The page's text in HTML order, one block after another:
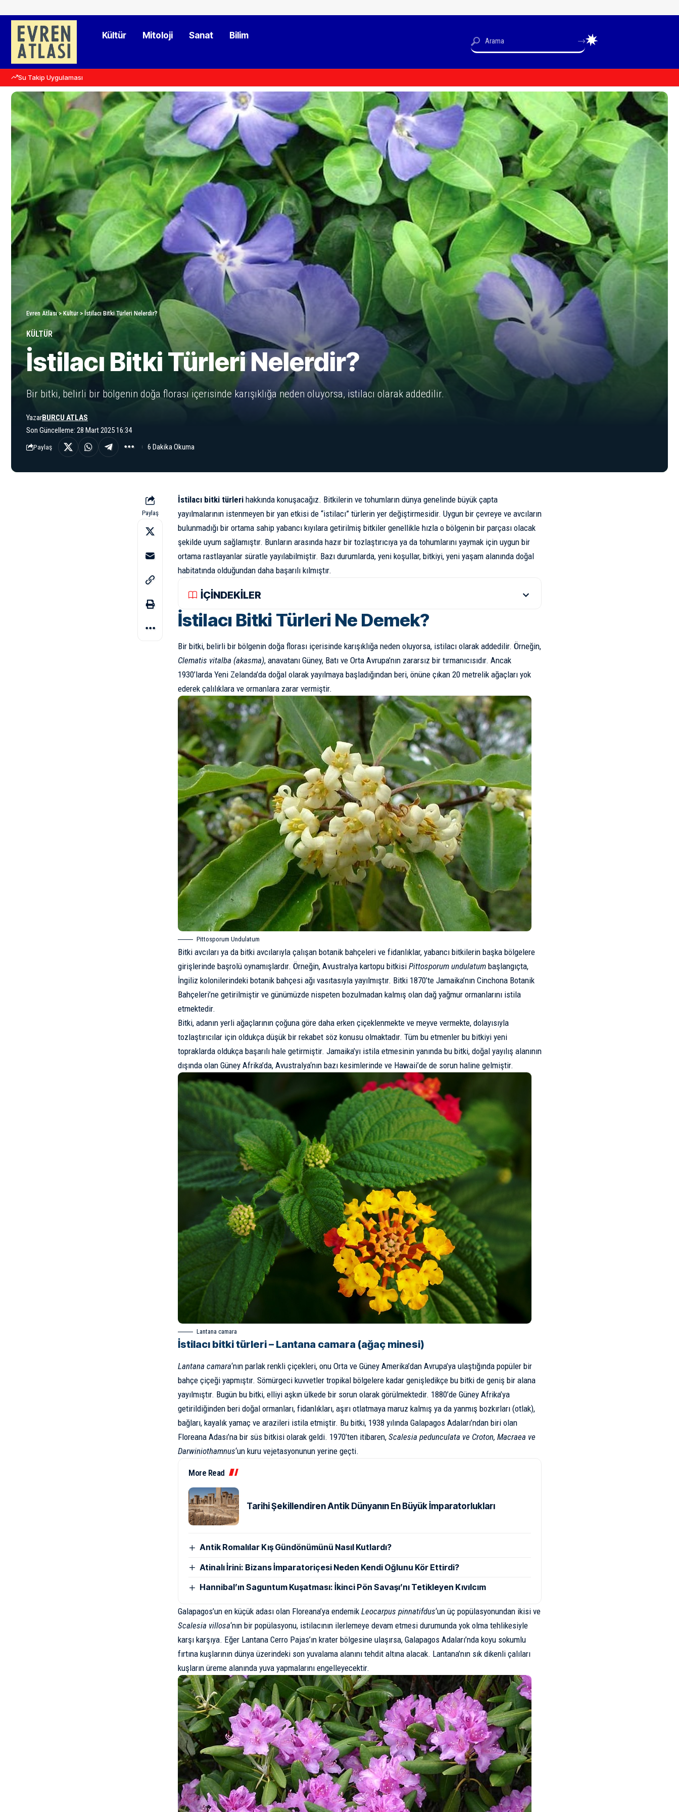
Kültür Mitoloji Sanat Bilim
Su Takip Uygulaması
Evren Atlası> Kültür > İstilacı Bitki Türleri Nelerdir?
KÜLTÜR
İstilacı Bitki Türleri Nelerdir?
Bir bitki, belirli bir bölgenin doğa florası içerisinde karışıklığa neden oluyorsa, istilacı olarak addedilir.
Son Güncelleme: 28 Mart 2025 16:34
YazarBURCU ATLAS
Paylaş 6 Dakika Okuma
Paylaş
İstilacı bitki türleri hakkında konuşacağız. Bitkilerin ve tohumların dünya genelinde büyük çapta
yayılmalarının istenmeyen bir yan etkisi de “istilacı” türlerin yer değiştirmesidir. Uygun bir çevreye ve avcıların
bulunmadığı bir ortama sahip yabancı kıyılara getirilmiş bitkiler genellikle hızla o bölgenin bir parçası olacak
şekilde uyum sağlamıştır. Bunların arasında hazır bir tozlaştırıcıya ya da tohumlarını yaymak için uygun bir
ortama rastlayanlar süratle yayılabilmiştir. Bazı durumlarda, yeni koşullar, bitkiyi, yeni yaşam alanında doğal
habitatında olduğundan daha başarılı kılmıştır.
İÇİNDEKİLER
İstilacı Bitki Türleri Ne Demek?
Bir bitki, belirli bir bölgenin doğa florası içerisinde karışıklığa neden oluyorsa, istilacı olarak addedilir. Örneğin,
Clematis vitalba (akasma), anavatanı Güney, Batı ve Orta Avrupa’nın zararsız bir tırmanıcısıdır. Ancak
1930’larda Yeni Zelanda’da doğal olarak yayılmaya başladığından beri, önüne çıkan 20 metrelik ağaçları yok
ederek çalılıklara ve ormanlara zarar vermiştir.
Pittosporum Undulatum
Bitki avcıları ya da bitki avcılarıyla çalışan botanik bahçeleri ve fidanlıklar, yabancı bitkilerin başka bölgelere
girişlerinde başrolü oynamışlardır. Örneğin, Avustralya kartopu bitkisi Pittosporum undulatum başlangıçta,
İngiliz kolonilerindeki botanik bahçesi ağı vasıtasıyla yayılmıştır. Bitki 1870’te Jamaika’nın Cinchona Botanik
Bahçeleri’ne getirilmiştir ve günümüzde nispeten bozulmadan kalmış olan dağ yağmur ormanlarını istila
etmektedir.
Bitki, adanın yerli ağaçlarının çoğuna göre daha erken çiçeklenmekte ve meyve vermekte, dolayısıyla
tozlaştırıcılar için oldukça düşük bir rekabet söz konusu olmaktadır. Tüm bu etmenler bu bitkiyi yeni
topraklarda oldukça başarılı hale getirmiştir. Jamaika’yı istila etmesinin yanında bu bitki, doğal yayılış alanının
dışında olan Güney Afrika’da, Avustralya‘nın bazı kesimlerinde ve Hawaii’de de sorun haline gelmiştir.
Lantana camara
İstilacı bitki türleri – Lantana camara (ağaç minesi)
Lantana camara‘nın parlak renkli çiçekleri, onu Orta ve Güney Amerika’dan Avrupa’ya ulaştığında popüler bir
bahçe çiçeği yapmıştır. Sömürgeci kuvvetler tropikal bölgelere kadar genişledikçe bu bitki de geniş bir alana
yayılmıştır. Bugün bu bitki, elliyi aşkın ülkede bir sorun olarak görülmektedir. 1880’de Güney Afrika’ya
getirildiğinden beri doğal ormanları, fidanlıkları, aşırı otlatmaya maruz kalmış ya da yanmış bozkırları (otlak),
bağları, kayalık yamaç ve arazileri istila etmiştir. Bu bitki, 1938 yılında Galapagos Adaları’ndan biri olan
Floreana Adası’na bir süs bitkisi olarak geldi. 1970’ten itibaren, Scalesia pedunculata ve Croton, Macraea ve
Darwiniothamnus‘un kuru vejetasyonunun yerine geçti.
More Read
Tarihi Şekillendiren Antik Dünyanın En Büyük İmparatorlukları
Antik Romalılar Kış Gündönümünü Nasıl Kutlardı?
Atinalı İrini: Bizans İmparatoriçesi Neden Kendi Oğlunu Kör Ettirdi?
Hannibal’ın Saguntum Kuşatması: İkinci Pön Savaşı’nı Tetikleyen Kıvılcım
Galapagos’un en küçük adası olan Floreana’ya endemik Leocarpus pinnatifdus‘un üç popülasyonundan ikisi ve
Scalesia villosa‘nın bir popülasyonu, istilacının ilerlemeye devam etmesi durumunda yok olma tehlikesiyle
karşı karşıya. Eğer Lantana Cerro Pajas’ın krater bölgesine ulaşırsa, Galapagos Adaları’nda koyu sokumlu
fırtına kuşlarının dünya üzerindeki son yuvalama alanını tehdit altına alacak. Lantana’nın sık dikenli çalıları
kuşların üreme alanında yuva yapmalarını engelleyecektir.